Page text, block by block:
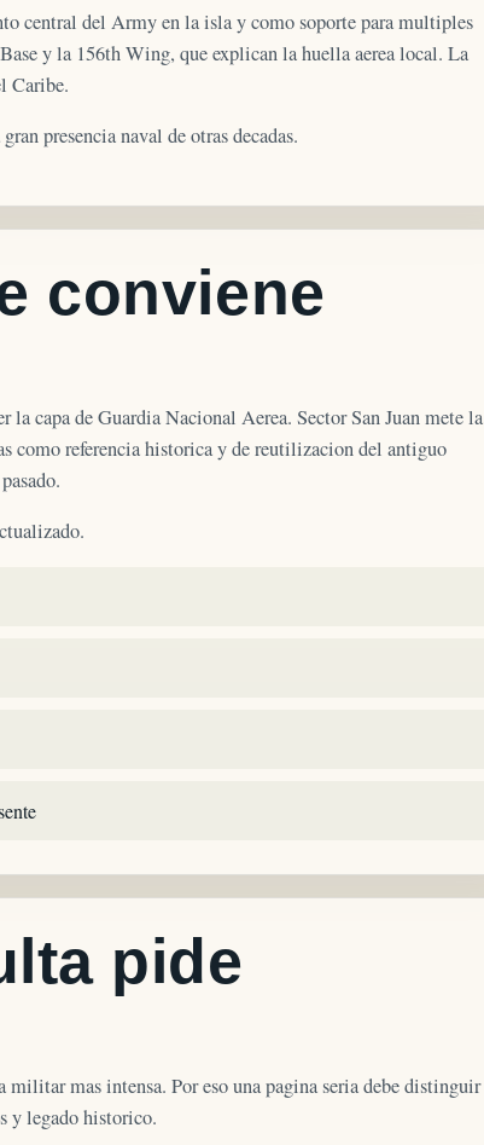
central del Army en la isla y como soporte para multiples
y la 156th Wing, que explican la huella aerea local. La
Caribe.
presencia naval de otras decadas.
conviene
capa de Guardia Nacional Aerea. Sector San Juan mete la
como referencia historica y de reutilizacion del antiguo
pide
mas intensa. Por eso una pagina seria debe distinguir
y legado historico.